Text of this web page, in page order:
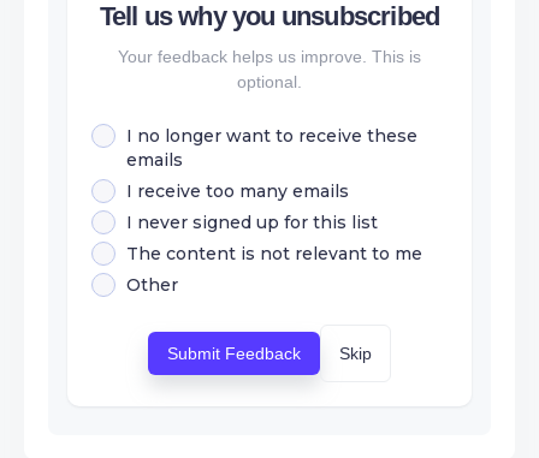
Tell us why you unsubscribed
Your feedback helps us improve. This is
optional.
I no longer want to receive these
emails
I receive too many emails
I never signed up for this list
The content is not relevant to me
Other
Submit Feedback Skip